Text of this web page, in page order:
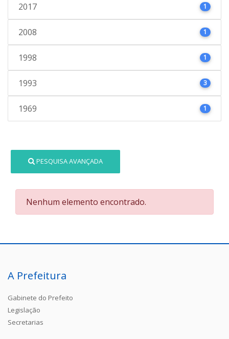
2017 1
2008 1
1998 1
1993 3
1969 1
PESQUISA AVANÇADA
Nenhum elemento encontrado.
A Prefeitura
Gabinete do Prefeito
Legislação
Secretarias